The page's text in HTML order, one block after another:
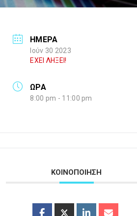
ΗΜΕΡΑ
Ιούν 30 2023
ΕΧΕΙ ΛΗΞΕΙ!
ΩΡΑ
8:00 pm - 11:00 pm
ΚΟΙΝΟΠΟΙΗΣΗ